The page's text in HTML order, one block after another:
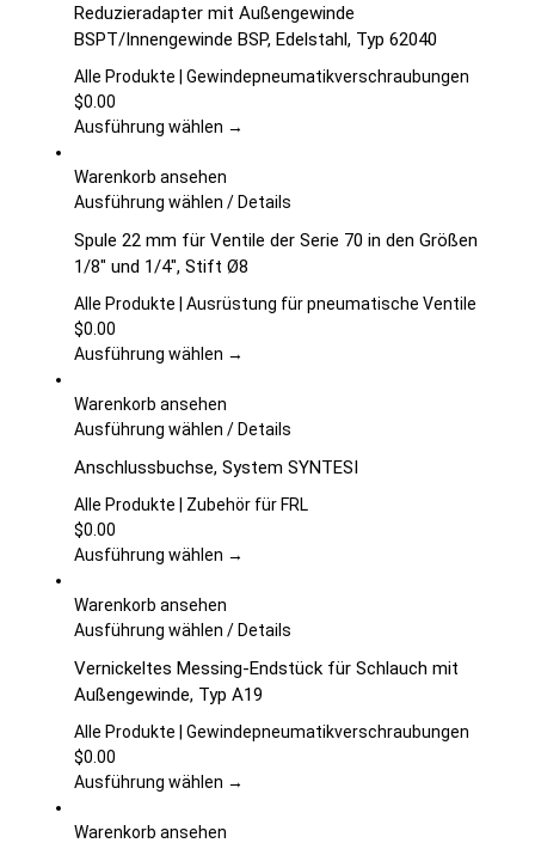
der
Produktseite
gewählt
weist
mehrere
Varianten
Die
auf
Produktseite
gewählt
werden
Reduzieradapter mit Außengewinde
BSPT/Innengewinde BSP, Edelstahl, Typ 62040
Alle Produkte | Gewindepneumatikverschraubungen
$0.00
Ausführung wählen →
Warenkorb ansehen
Ausführung wählen Dieses
weist
mehrere
Varianten
Die
auf
Produktseite
gewählt
/Details
Spule 22 mm für Ventile der Serie 70 in den Größen
1/8″ und 1/4″, Stift Ø8
Alle Produkte | Ausrüstung für pneumatische Ventile
$0.00
Ausführung wählen →
Warenkorb ansehen
Ausführung wählen Dieses
weist
mehrere
auf.
können
der
Produktseite
gewählt
/Details
Anschlussbuchse, System SYNTESI
Alle Produkte | Zubehör für FRL
$0.00
Ausführung wählen →
Warenkorb ansehen
Ausführung wählen Dieses
weist
mehrere
Varianten
Die
/Details
Vernickeltes Messing-Endstück für Schlauch mit
Außengewinde, Typ A19
Alle Produkte | Gewindepneumatikverschraubungen
$0.00
Ausführung wählen →
Warenkorb ansehen